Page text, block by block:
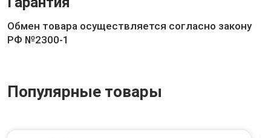
Обмен товара осуществляется согласно закону
РФ №2300-1
Популярные товары